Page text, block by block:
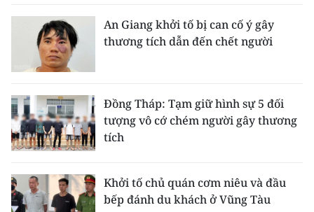
DU LỊCH
THẾ GIỚI
GIÁO DỤC
KHOA HỌC - CÔNG NGHỆ
An Giang khởi tố bị can cố ý gây
thương tích dẫn đến chết người
Đồng Tháp: Tạm giữ hình sự 5 đối
tượng vô cớ chém người gây thương
tích
Khởi tố chủ quán cơm niêu và đầu
bếp đánh du khách ở Vũng Tàu